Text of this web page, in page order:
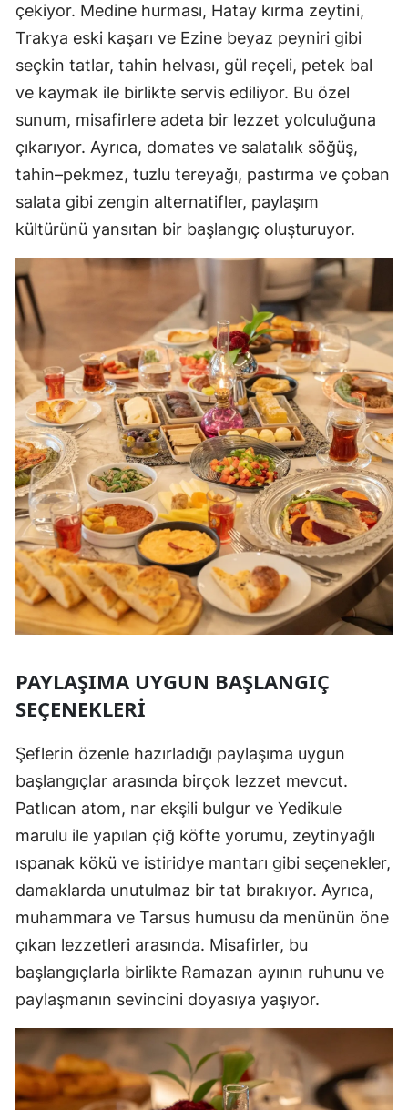
çekiyor. Medine hurması, Hatay kırma zeytini,
Trakya eski kaşarı ve Ezine beyaz peyniri gibi
seçkin tatlar, tahin helvası, gül reçeli, petek bal
ve kaymak ile birlikte servis ediliyor. Bu özel
sunum, misafirlere adeta bir lezzet yolculuğuna
çıkarıyor. Ayrıca, domates ve salatalık söğüş,
tahin–pekmez, tuzlu tereyağı, pastırma ve çoban
salata gibi zengin alternatifler, paylaşım
kültürünü yansıtan bir başlangıç oluşturuyor.
PAYLAŞIMA UYGUN BAŞLANGIÇ
SEÇENEKLERI
Şeflerin özenle hazırladığı paylaşıma uygun
başlangıçlar arasında birçok lezzet mevcut.
Patlıcan atom, nar ekşili bulgur ve Yedikule
marulu ile yapılan çiğ köfte yorumu, zeytinyağlı
ıspanak kökü ve istiridye mantarı gibi seçenekler,
damaklarda unutulmaz bir tat bırakıyor. Ayrıca,
muhammara ve Tarsus humusu da menünün öne
çıkan lezzetleri arasında. Misafirler, bu
başlangıçlarla birlikte Ramazan ayının ruhunu ve
paylaşmanın sevincini doyasıya yaşıyor.